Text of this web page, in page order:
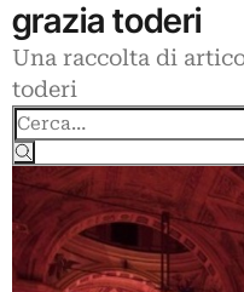
grazia toderi
Una raccolta di
toderi
Cerca